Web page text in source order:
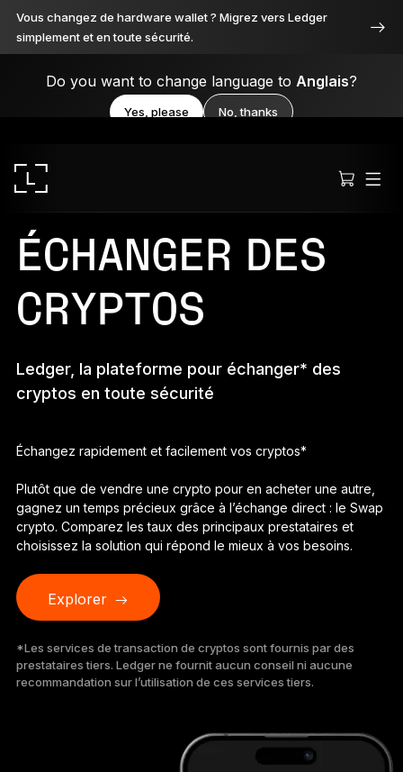
Vous changez de hardware wallet ? Migrez vers Ledger
simplement et en toute sécurité.
Do you want to change language to Anglais?
Yes, please No, thanks
Ledger Stax
Ledger NanoGen5
À votre image
COLORIS INÉDITS
Ledger Nano
Solution à toute épreuve
ÉCHANGER DES
CRYPTOS
Ledger, la plateforme pour échanger* des
cryptos en toute sécurité
Échangez rapidement et facilement vos cryptos*
Plutôt que de vendre une crypto pour en acheter une autre,
gagnez un temps précieux grâce à l’échange direct : le Swap
crypto. Comparez les taux des principaux prestataires et
choisissez la solution qui répond le mieux à vos besoins.
Explorer
*Les services de transaction de cryptos sont fournis par des
prestataires tiers. Ledger ne fournit aucun conseil ni aucune
recommandation sur l’utilisation de ces services tiers.